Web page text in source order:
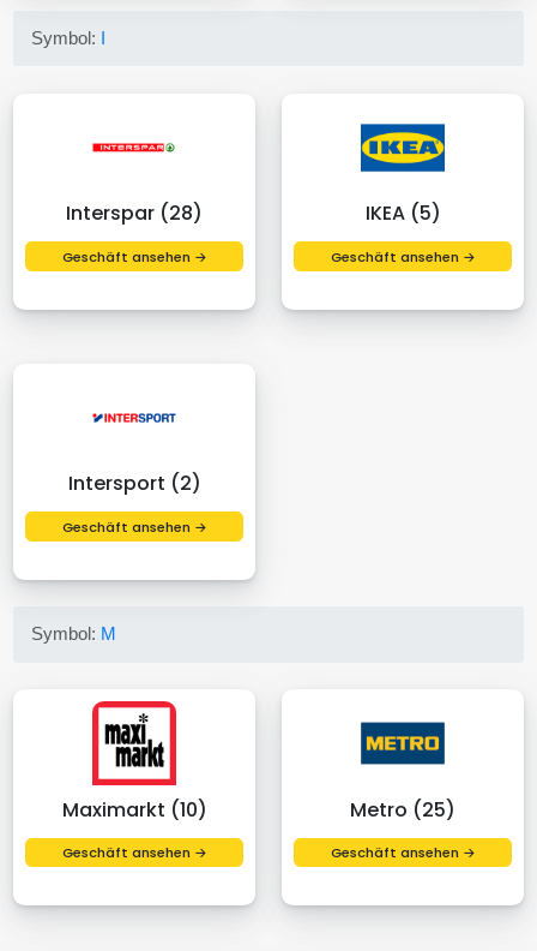
Symbol: I
Interspar (28)
Geschäft ansehen →
IKEA (5)
Geschäft ansehen →
Intersport (2)
Geschäft ansehen →
Symbol: M
Maximarkt (10)
Geschäft ansehen →
Metro (25)
Geschäft ansehen →